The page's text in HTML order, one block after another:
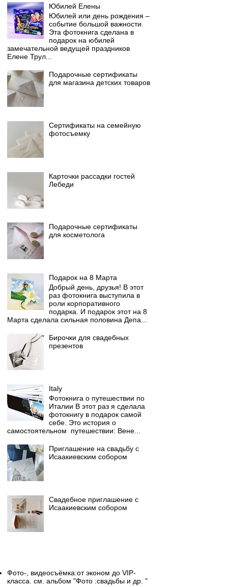
Юбилей Елены
Юбилей или день рождения –
событие большой важности.
Эта фотокнига сделана в
подарок на юбилей
замечательной ведущей праздников
Елене Трул...
Подарочные сертификаты
для магазина детских товаров
Сертификаты на семейную
фотосъемку
Карточки рассадки гостей
Лебеди
Подарочные сертификаты
для косметолога
Подарок на 8 Марта
Добрый день, друзья! В этот
раз фотокнига выступила в
роли корпоративного
подарка. И подарок этот на 8
Марта сделала сильная половина Депа...
Бирочки для свадебных
презентов
Italy
Фотокнига о путешествии по
Италии В этот раз я сделала
фотокнигу в подарок самой
себе. Это история о
самостоятельном путешествии: Вене...
Приглашение на свадьбу с
Исаакиевским собором
Свадебное приглашение с
Исаакиевским собором
Фото-, видеосъёмка:от эконом до VIP-
класса. см. альбом "Фото :свадьбы и др. "